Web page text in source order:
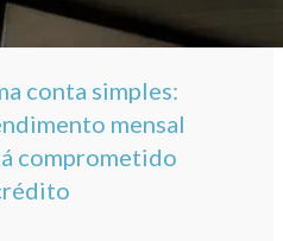
conta simples:
mensal
comprometido